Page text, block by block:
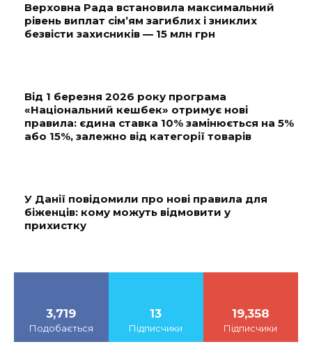
Верховна Рада встановила максимальний
рівень виплат сім’ям загиблих і зниклих
безвісти захисників — 15 млн грн
Від 1 березня 2026 року програма
«Національний кешбек» отримує нові
правила: єдина ставка 10% замінюється на 5%
або 15%, залежно від категорії товарів
У Данії повідомили про нові правила для
біженців: кому можуть відмовити у
прихистку
3,719
Подобається
13
Підписчики
19,358
Підписчики